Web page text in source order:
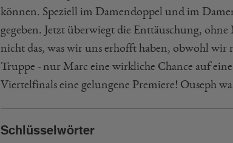
können. Speziell im Damendoppel und im
gegeben. Jetzt überwiegt die Enttäuschung,
nicht das, was wir uns erhofft haben, obwohl wir
Truppe - nur Marc eine wirkliche Chance auf
Viertelfinals eine gelungene Premiere! Ouseph
Schlüsselwörter